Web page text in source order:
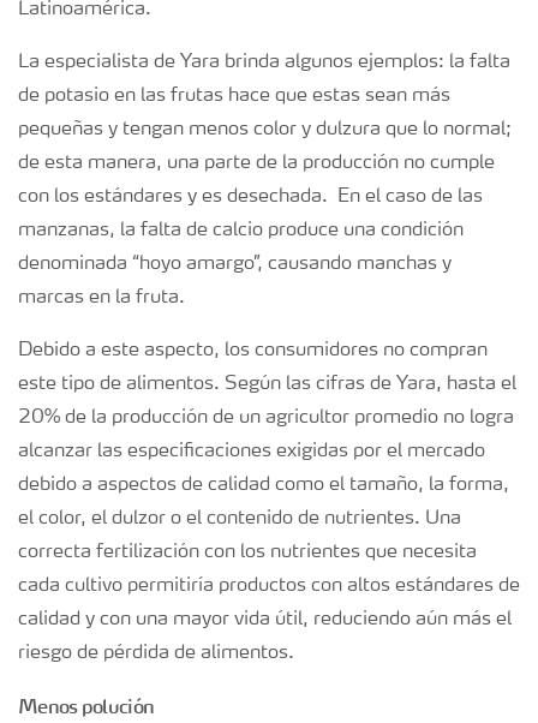
Latinoamérica.
La especialista de Yara brinda algunos ejemplos: la falta
de potasio en las frutas hace que estas sean más
pequeñas y tengan menos color y dulzura que lo normal;
de esta manera, una parte de la producción no cumple
con los estándares y es desechada. En el caso de las
manzanas, la falta de calcio produce una condición
denominada “hoyo amargo”, causando manchas y
marcas en la fruta.
Debido a este aspecto, los consumidores no compran
este tipo de alimentos. Según las cifras de Yara, hasta el
20% de la producción de un agricultor promedio no logra
alcanzar las especificaciones exigidas por el mercado
debido a aspectos de calidad como el tamaño, la forma,
el color, el dulzor o el contenido de nutrientes. Una
correcta fertilización con los nutrientes que necesita
cada cultivo permitiría productos con altos estándares de
calidad y con una mayor vida útil, reduciendo aún más el
riesgo de pérdida de alimentos.
Menos polución